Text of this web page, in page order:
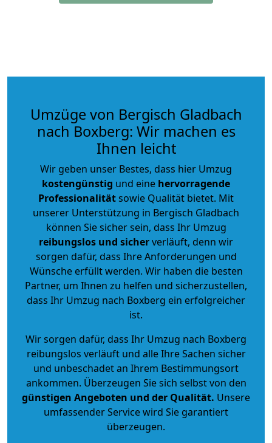
Umzüge von Bergisch Gladbach
nach Boxberg: Wir machen es
Ihnen leicht
Wir geben unser Bestes, dass hier Umzug
kostengünstig und eine hervorragende
Professionalitätsowie Qualität bietet. Mit
unserer Unterstützung in Bergisch Gladbach
können Sie sicher sein, dass Ihr Umzug
reibungslos und sicherverläuft, denn wir
sorgen dafür, dass Ihre Anforderungen und
Wünsche erfüllt werden. Wir haben die besten
Partner, um Ihnen zu helfen und sicherzustellen,
dass Ihr Umzug nach Boxberg ein erfolgreicher
ist.
Wir sorgen dafür, dass Ihr Umzug nach Boxberg
reibungslos verläuft und alle Ihre Sachen sicher
und unbeschadet an Ihrem Bestimmungsort
ankommen. Überzeugen Sie sich selbst von den
günstigen Angeboten und der Qualität. Unsere
umfassender Service wird Sie garantiert
überzeugen.